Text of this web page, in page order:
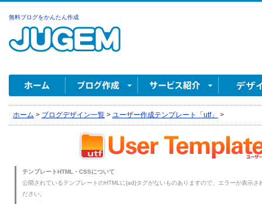
無料ブログをかんたん作成
ホーム > ブログデザイン一覧 > ユーザー作成テンプレート「utf」 >
テンプレートHTML・CSSについて
公開されているテンプレートのHTMLに{ad}タグがないものありますので、エラーが表示
ださい。